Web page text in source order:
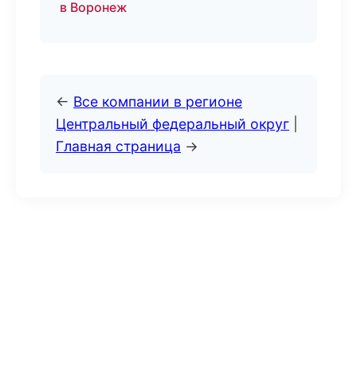
в Воронеж
← Все компании в регионе
Центральный федеральный округ
Главная страница →